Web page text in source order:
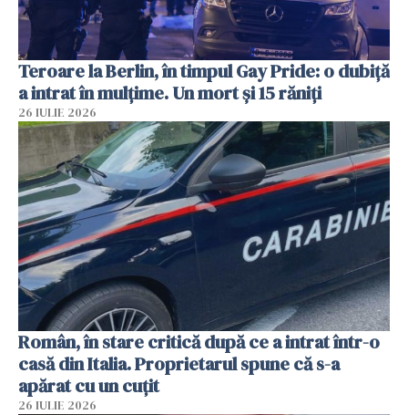
Teroare la Berlin, în timpul Gay Pride: o dubiță
a intrat în mulțime. Un mort și 15 răniți
26 IULIE 2026
Român, în stare critică după ce a intrat într-o
casă din Italia. Proprietarul spune că s-a
apărat cu un cuțit
26 IULIE 2026